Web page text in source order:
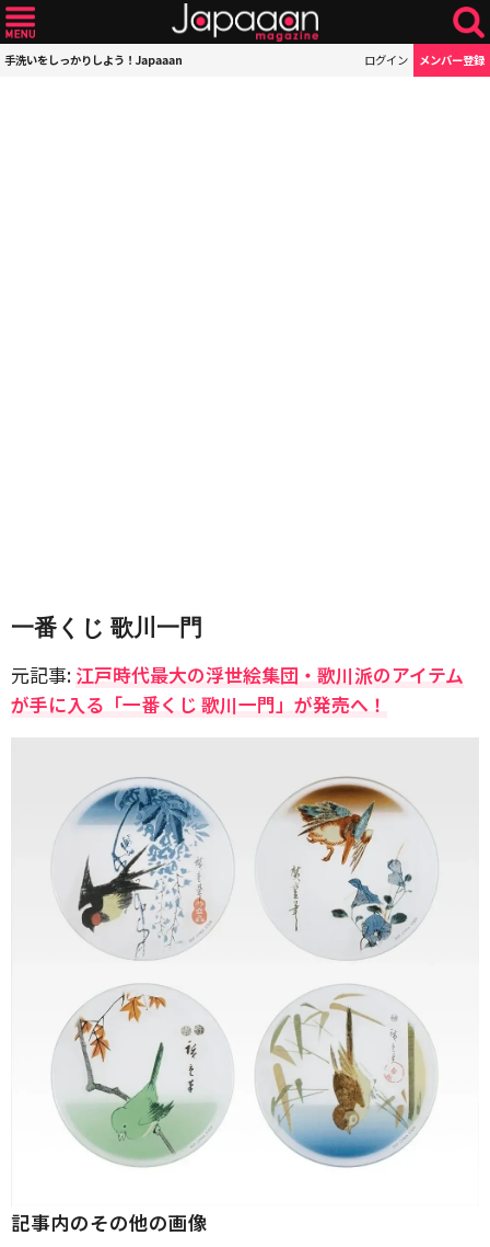
手洗いをしっかりしよう！Japaaan ログイン メンバー登録
一番くじ 歌川一門
元記事: 江戸時代最大の浮世絵集団・歌川派のアイテム
が手に入る「一番くじ 歌川一門」が発売へ！
記事内のその他の画像